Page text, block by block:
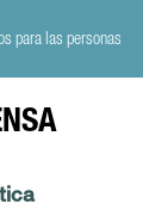
para las personas